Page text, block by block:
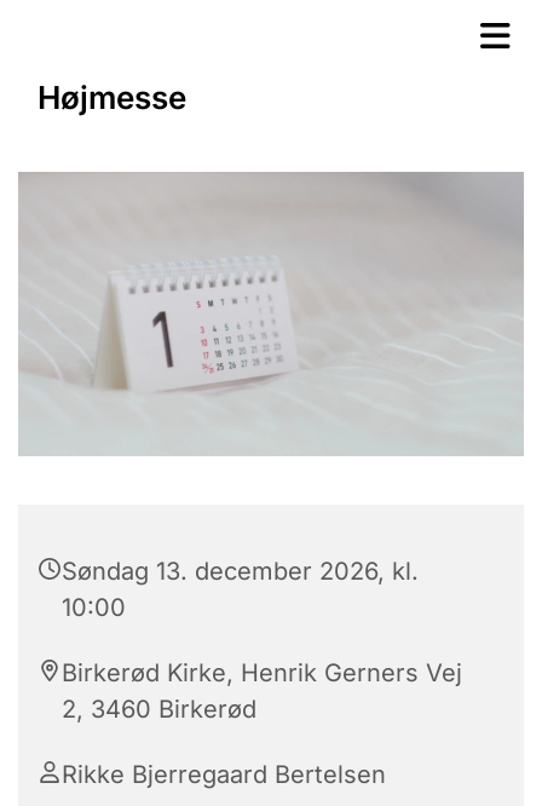
Højmesse
Søndag 13. december 2026, kl.
10:00
Birkerød Kirke, Henrik Gerners Vej
2, 3460 Birkerød
Rikke Bjerregaard Bertelsen